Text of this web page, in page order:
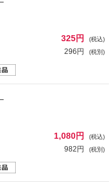
325円 (税込)
296円 (税別)
1,080円 (税込)
982円 (税別)